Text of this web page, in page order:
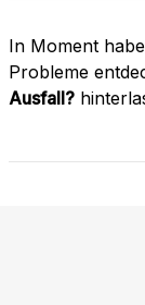
In Moment
Probleme
Ausfall?